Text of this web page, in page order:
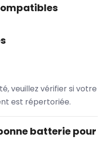
veuillez vérifier si votre
est répertoriée.
batterie pour